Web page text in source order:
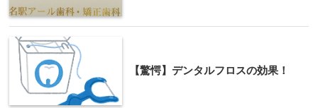
【驚愕】デンタルフロスの効果！